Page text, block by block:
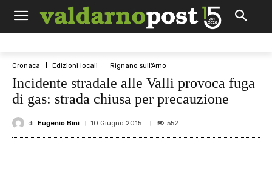
Cronaca Edizioni locali Rignano sull'Arno
Incidente stradale alle Valli provoca fuga
di gas: strada chiusa per precauzione
di Eugenio Bini 10 Giugno 2015 552